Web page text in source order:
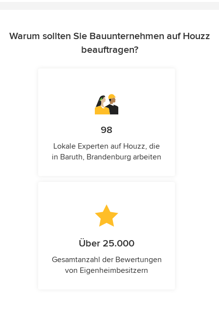
Warum sollten Sie Bauunternehmen auf Houzz
beauftragen?
98
Lokale Experten auf Houzz, die
in Baruth, Brandenburg arbeiten
Über 25.000
Gesamtanzahl der Bewertungen
von Eigenheimbesitzern